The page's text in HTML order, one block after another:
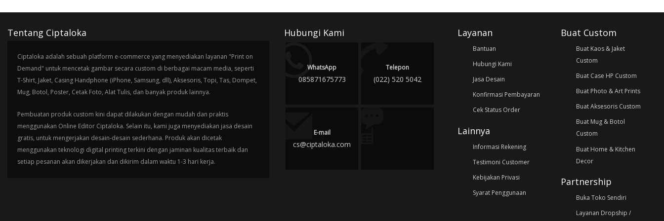
Tentang Ciptaloka
Ciptaloka adalah sebuah platform e-commerce yang menyediakan layanan "Print on
Demand" untuk mencetak gambar secara custom di berbagai macam media, seperti
T-Shirt, Jaket, Casing Handphone (iPhone, Samsung, dll), Aksesoris, Topi, Tas, Dompet,
Mug, Botol, Poster, Cetak Foto, Alat Tulis, dan banyak produk lainnya.
Pembuatan produk custom kini dapat dilakukan dengan mudah dan praktis
menggunakan Online Editor Ciptaloka. Selain itu, kami juga menyediakan jasa desain
gratis, untuk mengerjakan desain-desain sederhana. Produk akan dicetak
menggunakan teknologi digital printing terkini dengan jaminan kualitas terbaik dan
setiap pesanan akan dikerjakan dan dikirim dalam waktu 1-3 hari kerja.
Hubungi Kami
WhatsApp
085871675773
Telepon
(022) 520 5042
E-mail
cs@ciptaloka.com
Layanan
Bantuan
Hubungi Kami
Jasa Desain
Konfirmasi Pembayaran
Cek Status Order
Lainnya
Informasi Rekening
Testimoni Customer
Kebijakan Privasi
Syarat Penggunaan
Buat Custom
Buat Kaos & Jaket
Custom
Buat Case HP Custom
Buat Photo & Art Prints
Buat Aksesoris Custom
Buat Mug & Botol
Custom
Buat Home & Kitchen
Decor
Partnership
Buka Toko Sendiri
Layanan Dropship /